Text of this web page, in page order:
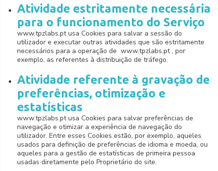
Atividade estritamente necessária
para o funcionamento do Serviço
www.tpzlabs.pt usa Cookies para salvar a sessão do
utilizador e executar outras atividades que são estritamente
necessários para a operação de www.tpzlabs.pt , por
exemplo, as referentes à distribuição de tráfego.
Atividade referente à gravação de
preferências, otimização e
estatísticas
www.tpzlabs.pt usa Cookies para salvar preferências de
navegação e otimizar a experiência de navegação do
utilizador. Entre esses Cookies estão, por exemplo, aqueles
usados para definição de preferências de idioma e moeda, ou
aqueles para a gestão de estatísticas de primeira pessoa
usadas diretamente pelo Proprietário do site.